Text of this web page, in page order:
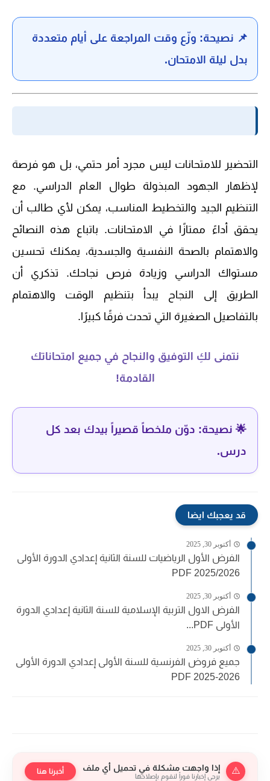
📌 نصيحة: وزّع وقت المراجعة على أيام متعددة
بدل ليلة الامتحان.
التحضير للامتحانات ليس مجرد أمر حتمي، بل هو فرصة
لإظهار الجهود المبذولة طوال العام الدراسي. مع
التنظيم الجيد والتخطيط المناسب، يمكن لأي طالب أن
يحقق أداءً ممتازًا في الامتحانات. باتباع هذه النصائح
والاهتمام بالصحة النفسية والجسدية، يمكنك تحسين
مستواك الدراسي وزيادة فرص نجاحك. تذكري أن
الطريق إلى النجاح يبدأ بتنظيم الوقت والاهتمام
بالتفاصيل الصغيرة التي تحدث فرقًا كبيرًا.
نتمنى لكِ التوفيق والنجاح في جميع امتحاناتك
القادمة!
🌟 نصيحة: دوّن ملخصاً قصيراً بيدك بعد كل
درس.
قد يعجبك ايضا
أكتوبر 30, 2025
الفرض الأول الرياضيات للسنة الثانية إعدادي الدورة الأولى
2025/2026 PDF
أكتوبر 30, 2025
الفرض الاول التربية الإسلامية للسنة الثانية إعدادي الدورة
الأولى PDF...
أكتوبر 30, 2025
جميع فروض الفرنسية للسنة الأولى إعدادي الدورة الأولى
PDF 2025-2026
⚠️ إذا واجهت مشكلة في تحميل أي ملف
يرجى إخبارنا فوراً لنقوم بإصلاحها
أخبرنا هنا